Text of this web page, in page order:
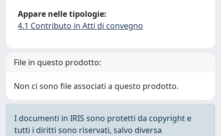
Appare nelle tipologie:
4.1 Contributo in Atti di convegno
File in questo prodotto:
Non ci sono file associati a questo prodotto.
I documenti in IRIS sono protetti da copyright e
tutti i diritti sono riservati, salvo diversa